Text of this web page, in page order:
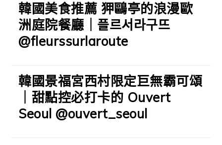
韓國美食推薦 狎鷗亭的浪漫歐
洲庭院餐廳｜플르서라구뜨
@fleurssurlaroute
韓國景福宮西村限定巨無霸可頌
｜甜點控必打卡的 Ouvert
Seoul @ouvert_seoul